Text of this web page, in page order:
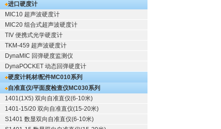
进口硬度计
MIC10 超声波硬度计
MIC20 组合式超声波硬度计
TIV 便携式光学硬度计
TKM-459 超声波硬度计
DynaMIC 回弹硬度监测仪
DynaPOCKET 动态回弹硬度计
硬度计耗材/配件MC010系列
自准直仪/平面度检查仪MC030系列
1401(1X5) 双向自准直仪(6-10米)
1401-15/20 双向自准直仪(15-20米)
S1401 数显双向自准直仪(6-10米)